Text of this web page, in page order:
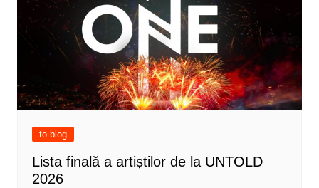
to blog
Lista finală a artiștilor de la UNTOLD
2026